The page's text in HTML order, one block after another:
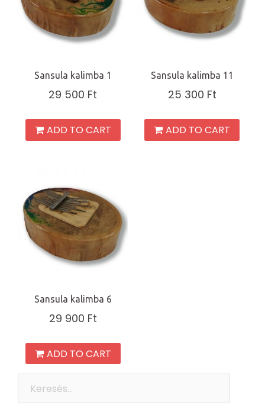
Sansula kalimba 1
29 500 Ft
ADD TO CART
Sansula kalimba 11
25 300 Ft
ADD TO CART
Sansula kalimba 6
29 900 Ft
ADD TO CART